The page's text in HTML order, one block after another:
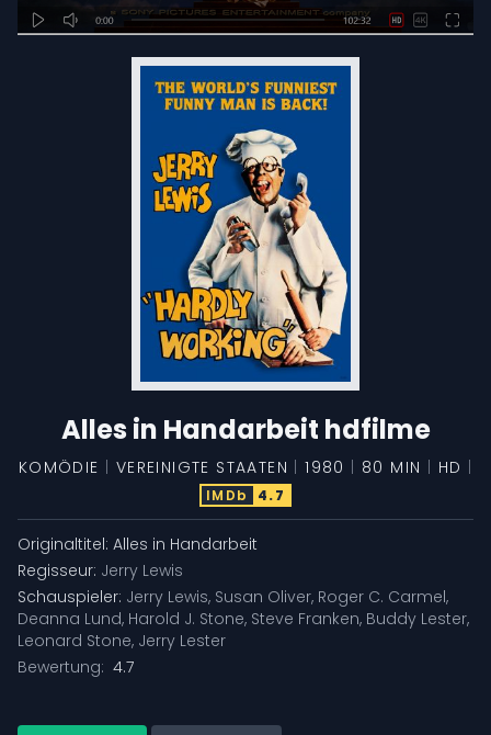
Alles in Handarbeit hdfilme
KOMÖDIE | VEREINIGTE STAATEN | 1980 | 80 MIN | HD |
IMDb 4.7
Originaltitel: Alles in Handarbeit
Regisseur: Jerry Lewis
Schauspieler: Jerry Lewis, Susan Oliver, Roger C. Carmel,
Deanna Lund, Harold J. Stone, Steve Franken, Buddy Lester,
Leonard Stone, Jerry Lester
Bewertung: 4.7